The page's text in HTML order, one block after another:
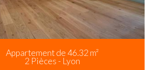
Appartement de 46.32 m²
2 Pièces - Lyon